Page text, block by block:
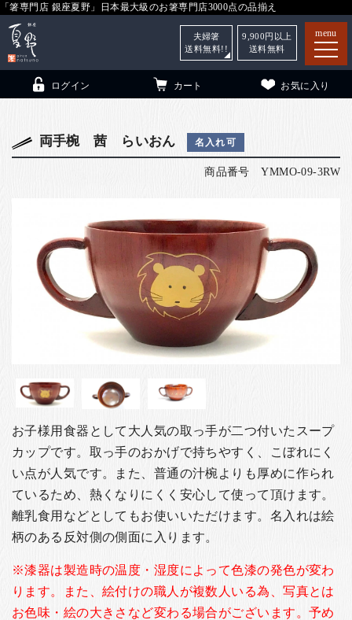
「箸専門店 銀座夏野」日本最大級のお箸専門店3000点の品揃え
menu
銀座夏野・箸長
こども和食器 小夏について
ご利用ガイド
法人・飲食店のお客様
店舗紹介
お知らせ
箸ブログ
English
ログイン カート お気に入り
夫婦箸
送料無料!!
9,900 円以上
送料無料
両手椀 茜 らいおん 名入れ可
商品番号 YMMO-09-3RW
お子様用食器として大人気の取っ手が二つ付いたスープ
カップです。取っ手のおかげで持ちやすく、こぼれにく
い点が人気です。また、普通の汁椀よりも厚めに作られ
ているため、熱くなりにくく安心して使って頂けます。
離乳食用などとしてもお使いいただけます。名入れは絵
柄のある反対側の側面に入ります。
※漆器は製造時の温度・湿度によって色漆の発色が変わ
ります。また、絵付けの職人が複数人いる為、写真とは
お色味・絵の大きさなど変わる場合がございます。予め